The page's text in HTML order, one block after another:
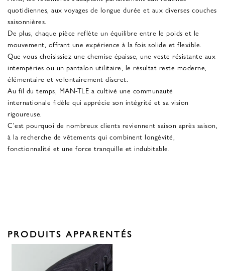
quotidiennes, aux voyages de longue durée et aux diverses couches
saisonnières.
De plus, chaque pièce reflète un équilibre entre le poids et le
mouvement, offrant une expérience à la fois solide et flexible.
Que vous choisissiez une chemise épaisse, une veste résistante aux
intempéries ou un pantalon utilitaire, le résultat reste moderne,
élémentaire et volontairement discret.
Au fil du temps, MAN-TLE a cultivé une communauté
internationale fidèle qui apprécie son intégrité et sa vision
rigoureuse.
C'est pourquoi de nombreux clients reviennent saison après saison,
à la recherche de vêtements qui combinent longévité,
fonctionnalité et une force tranquille et indubitable.
PRODUITS APPARENTÉS